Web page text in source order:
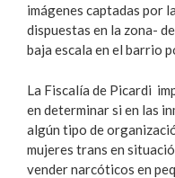
imágenes captadas por
dispuestas en la zona-
baja escala en el barrio
La Fiscalía de Picardi
en determinar si en las
algún tipo de
mujeres trans en
vender narcóticos en